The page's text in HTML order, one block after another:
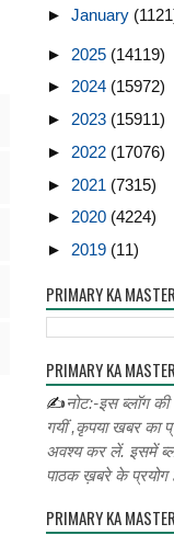
► January
► 2025 (14119)
► 2024 (15972)
► 2023 (15911)
► 2022 (17076)
► 2021 (7315)
► 2020 (4224)
► 2019 (11)
PRIMARY KA
PRIMARY KA
✍नोट:-इस ब्लॉग
गयीं ,कृपया खबर का
अवश्य कर लें. इसमें
पाठक ख़बरे के प्रयोग
PRIMARY KA